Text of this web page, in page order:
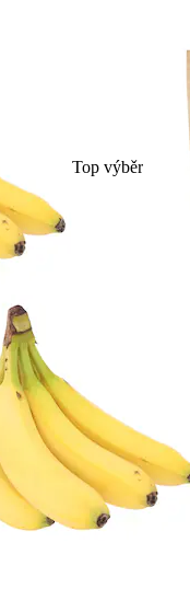
Top výběr